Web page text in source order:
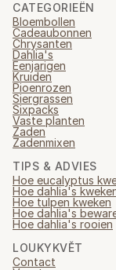
CATEGORIEËN
Bloembollen
Cadeaubonnen
Chrysanten
Dahlia's
Eenjarigen
Kruiden
Pioenrozen
Siergrassen
Sixpacks
Vaste planten
Zaden
Zadenmixen
TIPS & ADVIES
Hoe eucalyptus
Hoe dahlia's
Hoe tulpen kweken
Hoe dahlia's
Hoe dahlia's rooien
LOUKYKVĚT
Contact